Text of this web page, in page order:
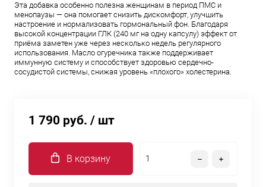
Эта добавка особенно полезна женщинам в период ПМС и
менопаузы — она помогает снизить дискомфорт, улучшить
настроение и нормализовать гормональный фон. Благодаря
высокой концентрации ГЛК (240 мг на одну капсулу) эффект от
приёма заметен уже через несколько недель регулярного
использования. Масло огуречника также поддерживает
иммунную систему и способствует здоровью сердечно-
сосудистой системы, снижая уровень «плохого» холестерина.
1 790 руб. / шт
В корзину